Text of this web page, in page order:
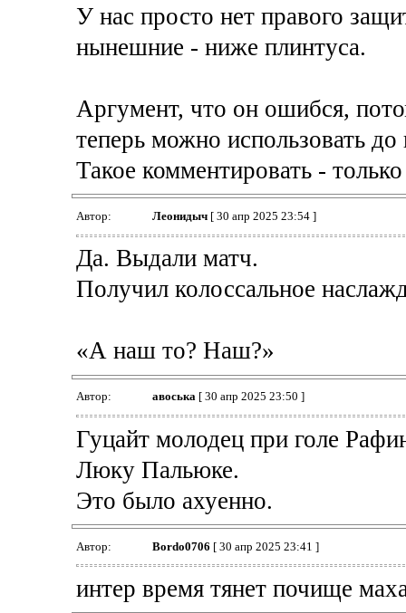
У нас просто нет правого
нынешние - ниже плинтуса.
Аргумент, что он ошибся,
теперь можно использовать до
Такое комментировать -
Автор: Леонидыч[ 30 апр 2025 23:54 ]
Да. Выдали матч.
Получил колоссальное
«А наш то? Наш?»
Автор: авоська[ 30 апр 2025 23:50 ]
Гуцайт молодец при голе
Люку Пальюке.
Это было ахуенно.
Автор: Bordo0706 [ 30 апр 2025 23:41 ]
интер время тянет почище